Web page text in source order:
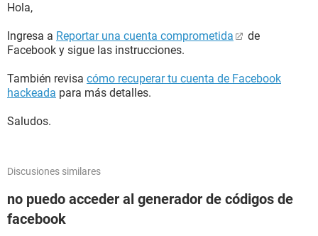
Hola,
Ingresa a Reportar una cuenta comprometida
de
Facebook y sigue las instrucciones.
También revisa cómo recuperar tu cuenta de Facebook
hackeada para más detalles.
Saludos.
Discusiones similares
no puedo acceder al generador de códigos de
facebook